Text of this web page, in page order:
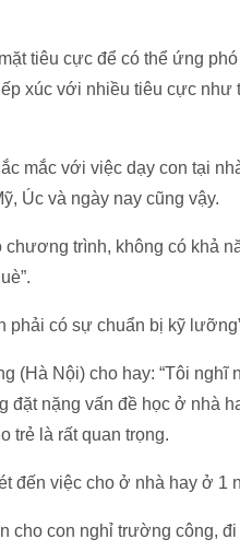
tiêu cực để có thể ứng
xúc với nhiều tiêu cực
mắc với việc dạy con tại
Úc và ngày nay cũng vậy.
trình, không có khả
phải có sự chuẩn bị kỹ
(Hà Nội) cho hay: “Tôi nghĩ
đặt nặng vấn đề học ở nhà
trẻ là rất quan trọng.
đến việc cho ở nhà hay ở 1
con nghỉ trường công,